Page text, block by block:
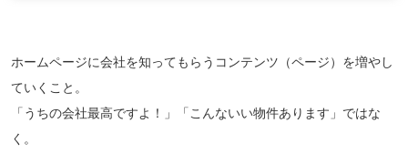
ホームページに会社を知ってもらうコンテンツ（ページ）を増やし
ていくこと。
「うちの会社最高ですよ！」「こんないい物件あります」ではな
く。